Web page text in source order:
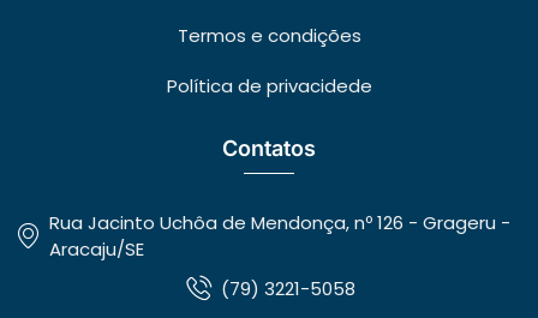
Termos e condições
Política de privacidede
Contatos
Rua Jacinto Uchôa de Mendonça, nº 126 - Grageru -
Aracaju/SE
(79) 3221-5058